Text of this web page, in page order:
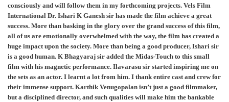
consciously and will follow them in my forthcoming projects. Vels Film
International Dr. Ishari K Ganesh sir has made the film achieve a great
success. More than basking in the glory over the grand success of this film,
all of us are emotionally overwhelmed with the way, the film has created a
huge impact upon the society. More than being a good producer, Ishari sir
is a good human. K Bhagyaraj sir added the Midas-Touch to this small
film with his magnetic performance. Ilavarasu sir started inspiring me on
the sets as an actor. I learnt a lot from him. I thank entire cast and crew for
their immense support. Karthik Venugopalan isn’t just a good filmmaker,
but a disciplined director, and such qualities will make him the bankable